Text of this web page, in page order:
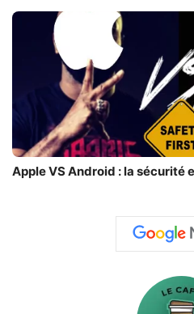
Apple VS Android : la sécurité